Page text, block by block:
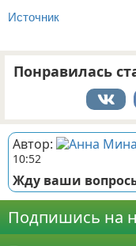
Источник
Понравилась
Автор:
10:52
Жду ваши
Подпишись на